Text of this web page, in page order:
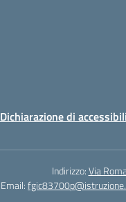
Dichiarazione di
Indirizzo:Via
Email: